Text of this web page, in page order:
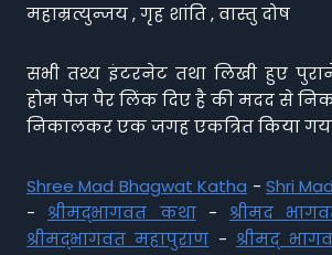
महाम्रत्युन्जय , गृह शांति , वास्तु दोष
सभी तथ्य इंटरनेट तथा लिखी हुए
होम पेज पैर लिंक दिए है की मदद से
निकालकर एक जगह एकत्रित किया
Shree Mad Bhagwat Katha - Shri
- श्रीमद्भागवत कथा- श्रीमद
श्रीमद्भागवत महापुराण - श्रीमद्